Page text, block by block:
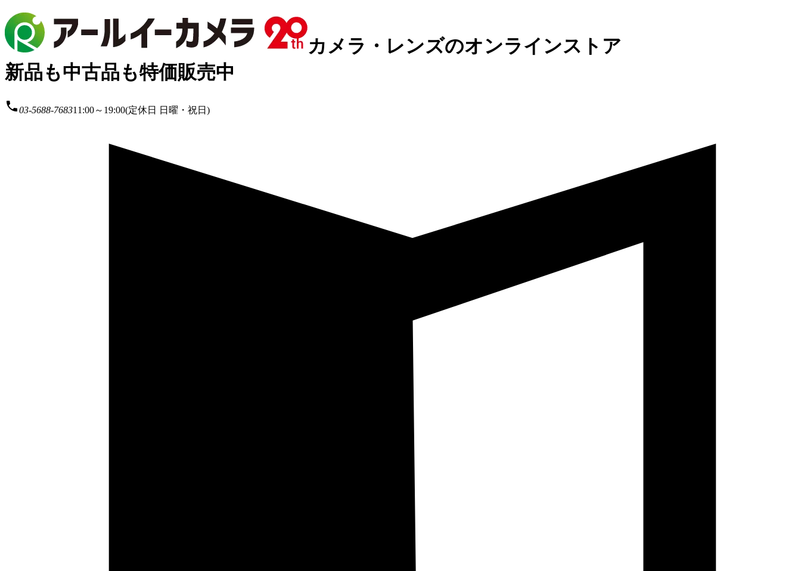
カメラ・レンズのオンラインストア
新品も中古品も特価販売中
local_phone03-5688-768311:00～19:00(定休日 日曜・祝日)